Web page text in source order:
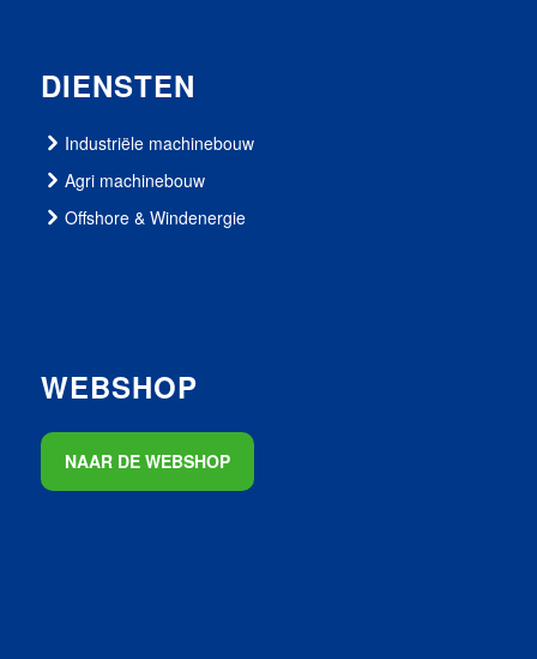
DIENSTEN
Industriële machinebouw
Agri machinebouw
Offshore & Windenergie
WEBSHOP
NAAR DE WEBSHOP